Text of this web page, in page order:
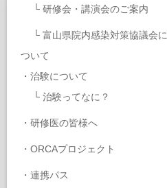
└ 研修会・講演会のご案内
└ 富山県院内感染対策協議会に
ついて
・ 治験について
└ 治験ってなに？
・ 研修医の皆様へ
・ ORCAプロジェクト
・ 連携パス